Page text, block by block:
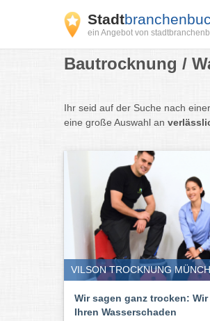
Stadt
ein Angebot von
Bautrocknung /
Ihr seid auf der Suche nach einer
eine große Auswahl an
VILSON TROCKNUNG
Wir sagen ganz trocken:
Ihren Wasserschaden